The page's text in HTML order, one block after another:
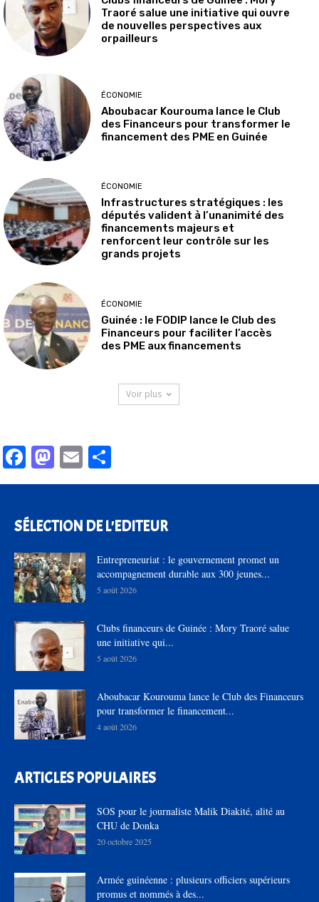
Traoré salue une initiative qui ouvre
de nouvelles perspectives aux
orpailleurs
ÉCONOMIE
Aboubacar Kourouma lance le Club
des Financeurs pour transformer le
financement des PME en Guinée
ÉCONOMIE
Infrastructures stratégiques : les
députés valident à l’unanimité des
financements majeurs et
renforcent leur contrôle sur les
grands projets
ÉCONOMIE
Guinée : le FODIP lance le Club des
Financeurs pour faciliter l’accès
des PME aux financements
Voir plus
Facebook
Mastodon
Email
SÉLECTION DE L'EDITEUR
Entrepreneuriat : le gouvernement promet un
accompagnement durable aux 300 jeunes...
5 août 2026
Clubs financeurs de Guinée : Mory Traoré salue
une initiative qui...
5 août 2026
Aboubacar Kourouma lance le Club des Financeurs
pour transformer le financement...
4 août 2026
ARTICLES POPULAIRES
SOS pour le journaliste Malik Diakité, alité au
CHU de Donka
20 octobre 2025
Armée guinéenne : plusieurs officiers supérieurs
promus et nommés à des...